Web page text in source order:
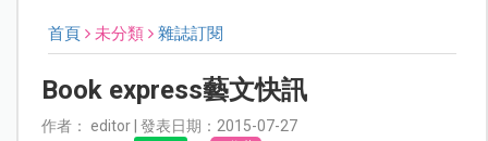
首頁 未分類 雜誌訂閱
Book express藝文快訊
作者： editor | 發表日期：2015-07-27